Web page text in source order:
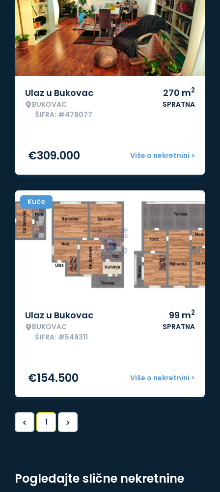
Ulaz u Bukovac
BUKOVAC
ŠIFRA: #478077
270 m2
SPRATNA
Više o nekretnini >
€309.000
Kuće
Ulaz u Bukovac
BUKOVAC
ŠIFRA: #549311
99 m2
SPRATNA
Više o nekretnini >
€154.500
< 1 >
Pogledajte slične nekretnine